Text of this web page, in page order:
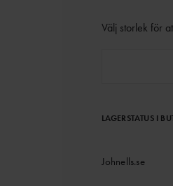
Välj storlek för
LAGERSTATUS I
Johnells.se